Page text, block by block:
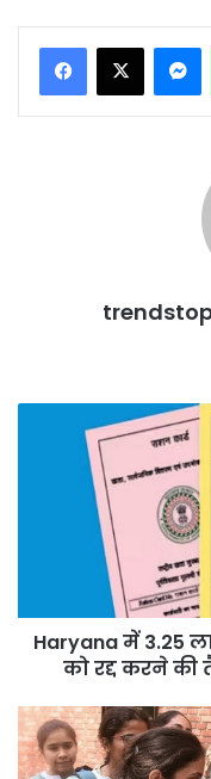
कार्डधारकों
की
तैयारी,
1
Haryana में 3.25
को रद्द करने की
Haryana
Board
10वीं,